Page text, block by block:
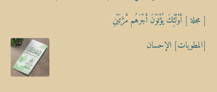
[ مجلة ] أُوْلَٰٓئِكَ يُؤْتَوْنَ أَجْرَهُم مَّرَّتَيْنِ
[المطويات] الإحسان